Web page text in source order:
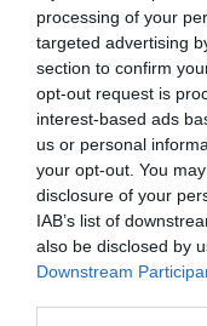
processing of your
targeted advertising
section to confirm
opt-out request is
interest-based ads
us or personal
your opt-out. You
disclosure of your
IAB’s list of
also be disclosed by
Downstream
Redacción
ECONOMÍA
Siemens
elevar
Cristina
OPINIÓN